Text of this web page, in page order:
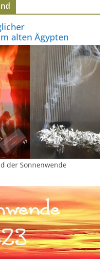
alten Ägypten
der Sonnenwende